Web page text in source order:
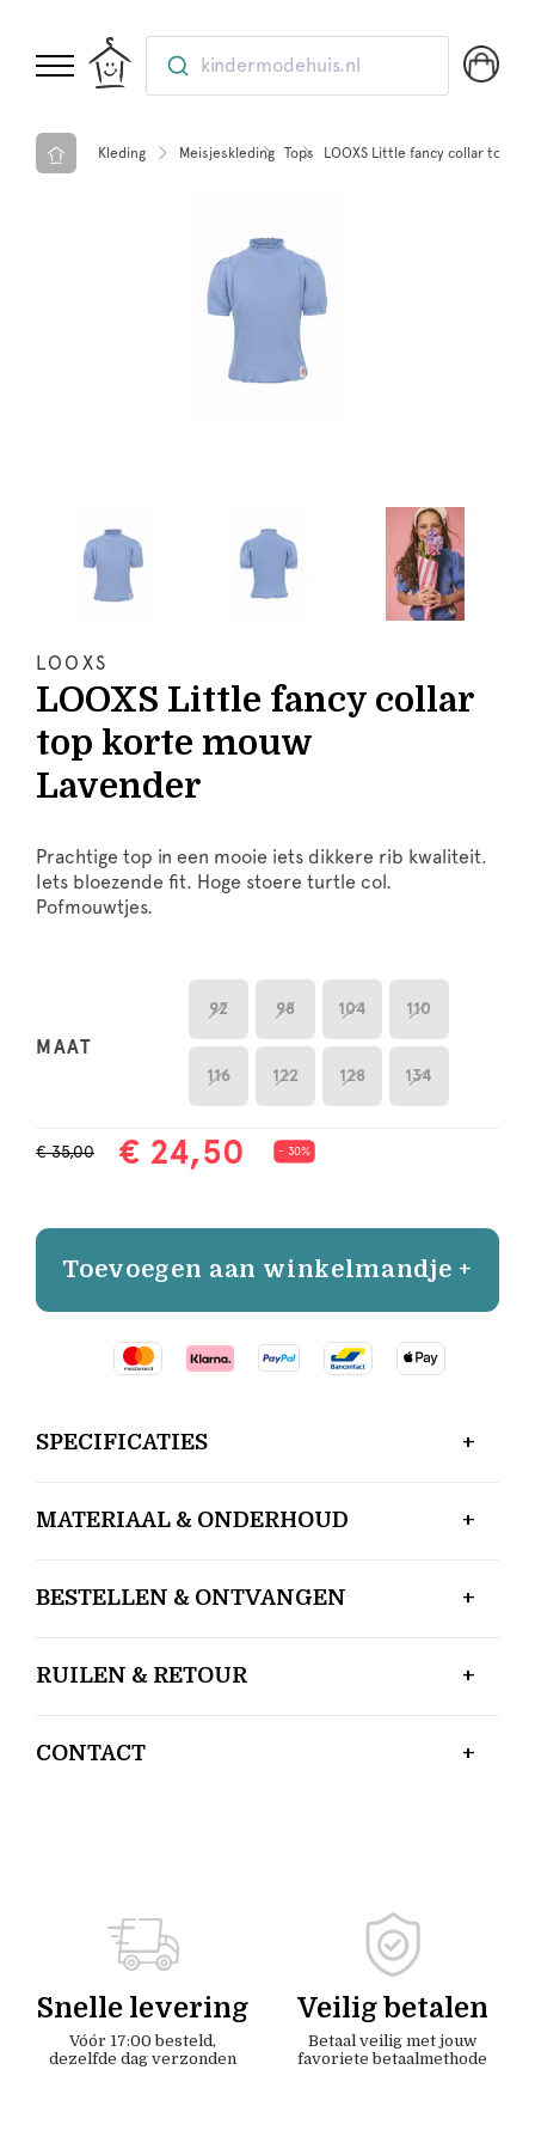
kindermodehuis.nl
Kleding Meisjeskleding Tops LOOXS Little fancy collar top
LOOXS
LOOXS Little fancy collar
top korte mouw
Lavender
Prachtige top in een mooie iets dikkere rib kwaliteit.
Iets bloezende fit. Hoge stoere turtle col.
Pofmouwtjes.
MAAT
92 98 104 110
116 122 128 134
€ 35,00 € 24,50 - 30%
Toevoegen aan winkelmandje +
SPECIFICATIES
MATERIAAL & ONDERHOUD
BESTELLEN & ONTVANGEN
RUILEN & RETOUR
CONTACT
Snelle levering
Vóór 17:00 besteld,
dezelfde dag verzonden
Veilig betalen
Betaal veilig met jouw
favoriete betaalmethode